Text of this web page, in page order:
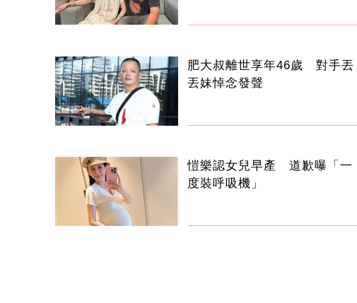
肥大叔離世享年46歲 對手丟
丟妹悼念發聲
愷樂認女兒早產 道歉曝「一
度裝呼吸機」